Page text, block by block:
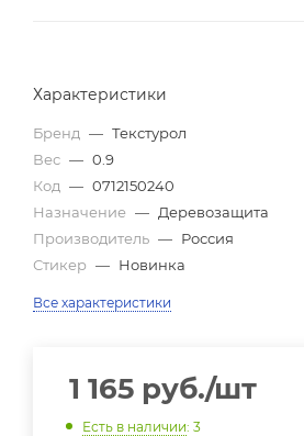
Характеристики
Бренд — Текстурол
Вес — 0.9
Код — 0712150240
Назначение — Деревозащита
Производитель — Россия
Стикер — Новинка
Все характеристики
1 165 руб./шт
Есть в наличии: 3